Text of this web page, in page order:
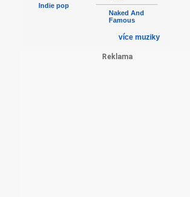
Indie pop
Naked And
Famous
více muziky